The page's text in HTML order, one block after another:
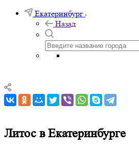
Екатеринбург
Назад
Литос в Екатеринбурге